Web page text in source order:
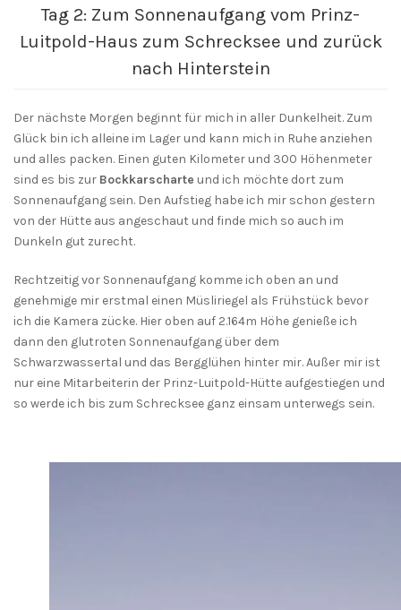
Tag 2: Zum Sonnenaufgang vom Prinz-
Luitpold-Haus zum Schrecksee und zurück
nach Hinterstein
Der nächste Morgen beginnt für mich in aller Dunkelheit. Zum
Glück bin ich alleine im Lager und kann mich in Ruhe anziehen
und alles packen. Einen guten Kilometer und 300 Höhenmeter
sind es bis zur Bockkarscharte und ich möchte dort zum
Sonnenaufgang sein. Den Aufstieg habe ich mir schon gestern
von der Hütte aus angeschaut und finde mich so auch im
Dunkeln gut zurecht.
Rechtzeitig vor Sonnenaufgang komme ich oben an und
genehmige mir erstmal einen Müsliriegel als Frühstück bevor
ich die Kamera zücke. Hier oben auf 2.164m Höhe genieße ich
dann den glutroten Sonnenaufgang über dem
Schwarzwassertal und das Bergglühen hinter mir. Außer mir ist
nur eine Mitarbeiterin der Prinz-Luitpold-Hütte aufgestiegen und
so werde ich bis zum Schrecksee ganz einsam unterwegs sein.